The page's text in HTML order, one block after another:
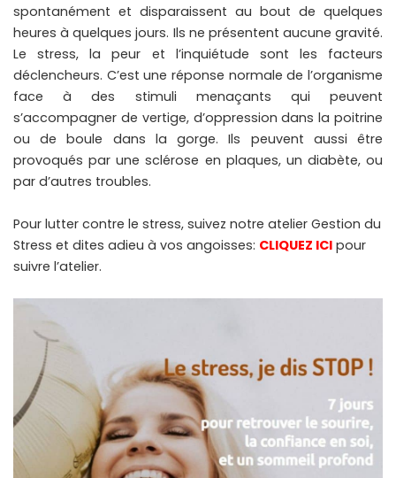
spontanément et disparaissent au bout de quelques
heures à quelques jours. Ils ne présentent aucune gravité.
Le stress, la peur et l’inquiétude sont les facteurs
déclencheurs. C’est une réponse normale de l’organisme
face à des stimuli menaçants qui peuvent
s’accompagner de vertige, d’oppression dans la poitrine
ou de boule dans la gorge. Ils peuvent aussi être
provoqués par une sclérose en plaques, un diabète, ou
par d’autres troubles.
Pour lutter contre le stress, suivez notre atelier Gestion du
Stress et dites adieu à vos angoisses: CLIQUEZ ICI pour
suivre l’atelier.